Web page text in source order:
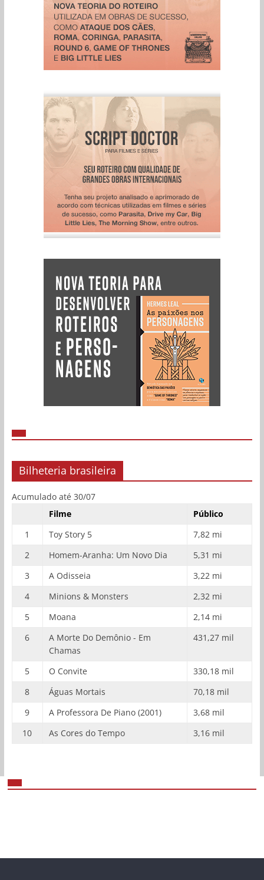
Bilheteria brasileira
Acumulado até 30/07
Filme
Público
1
Toy Story 5
7,82 mi
2
Homem-Aranha: Um Novo Dia
5,31 mi
3
A Odisseia
3,22 mi
4
Minions & Monsters
2,32 mi
5
Moana
2,14 mi
6
A Morte Do Demônio - Em
Chamas
431,27 mil
5 O Convite
330,18 mil
8
Águas Mortais
70,18 mil
9
A Professora De Piano (2001)
3,68 mil
10
As Cores do Tempo 3,16 mil